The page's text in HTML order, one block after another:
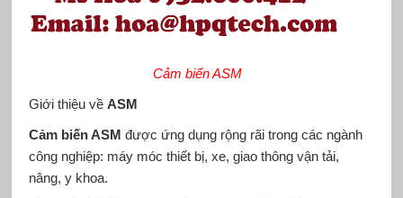
Cảm biến ASM
Giới thiệu về ASM
Cảm biến ASM được ứng dụng rộng rãi trong các ngành
công nghiệp: máy móc thiết bị, xe, giao thông vận tải,
nâng, y khoa.